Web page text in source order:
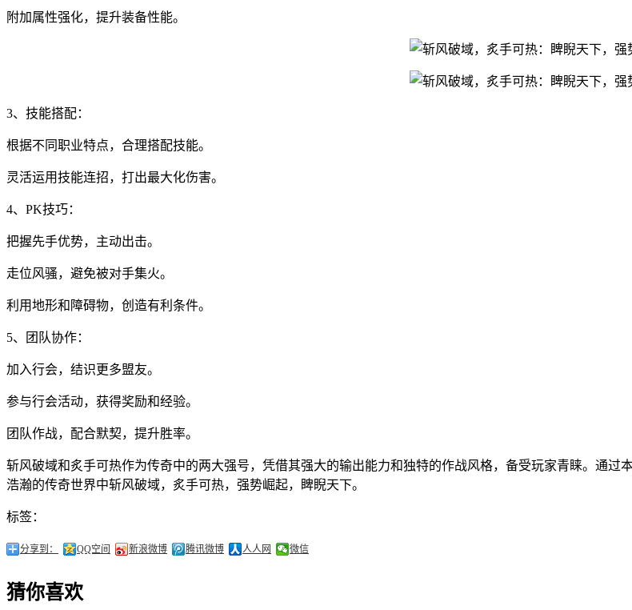
附加属性强化，提升装备性能。
3、技能搭配：
根据不同职业特点，合理搭配技能。
灵活运用技能连招，打出最大化伤害。
4、PK技巧：
把握先手优势，主动出击。
走位风骚，避免被对手集火。
利用地形和障碍物，创造有利条件。
5、团队协作：
加入行会，结识更多盟友。
参与行会活动，获得奖励和经验。
团队作战，配合默契，提升胜率。
斩风破域和炙手可热作为传奇中的两大强号，凭借其强大的输出能力和独特的作战风格，备受玩家青睐。通
浩瀚的传奇世界中斩风破域，炙手可热，强势崛起，睥睨天下。
标签：
分享到： QQ空间 新浪微博 腾讯微博 人人网 微信
猜你喜欢